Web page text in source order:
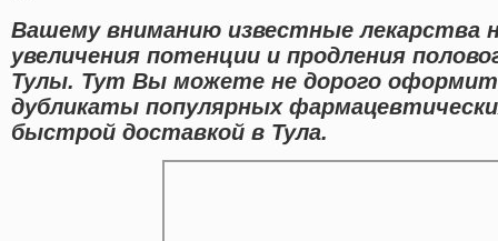
Вашему вниманию известные лекарства
увеличения потенции и продления
Тулы. Тут Вы можете не дорого
дубликаты популярных
быстрой доставкой в Тула.